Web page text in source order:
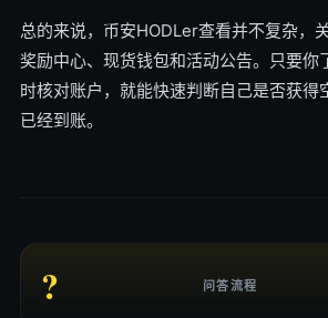
总的来说，币安HODLer查看并不复杂，
奖励中心、现货钱包和活动公告。只要你
时核对账户，就能快速判断自己是否获得
已经到账。
? 问答流程